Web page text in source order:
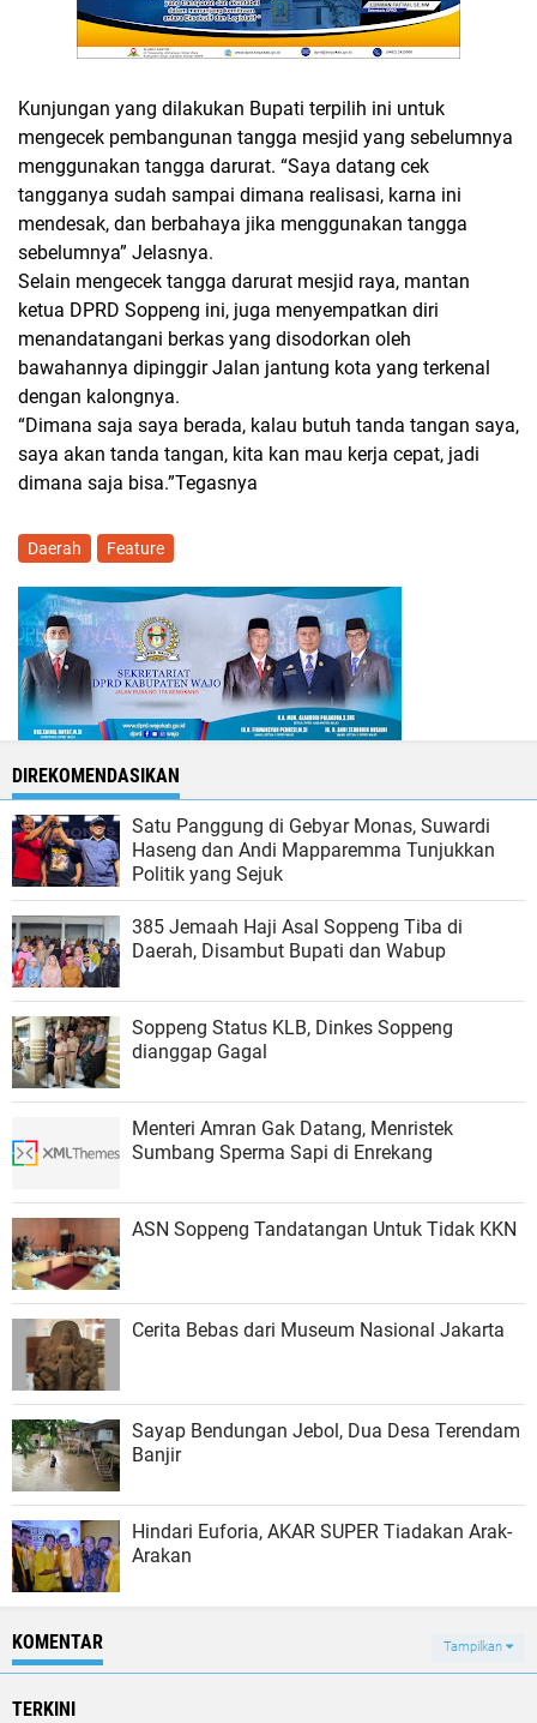
Kunjungan yang dilakukan Bupati terpilih ini untuk
mengecek pembangunan tangga mesjid yang sebelumnya
menggunakan tangga darurat. “Saya datang cek
tangganya sudah sampai dimana realisasi, karna ini
mendesak, dan berbahaya jika menggunakan tangga
sebelumnya” Jelasnya.
Selain mengecek tangga darurat mesjid raya, mantan
ketua DPRD Soppeng ini, juga menyempatkan diri
menandatangani berkas yang disodorkan oleh
bawahannya dipinggir Jalan jantung kota yang terkenal
dengan kalongnya.
“Dimana saja saya berada, kalau butuh tanda tangan saya,
saya akan tanda tangan, kita kan mau kerja cepat, jadi
dimana saja bisa.”Tegasnya
Daerah Feature
DIREKOMENDASIKAN
Satu Panggung di Gebyar Monas, Suwardi
Haseng dan Andi Mapparemma Tunjukkan
Politik yang Sejuk
385 Jemaah Haji Asal Soppeng Tiba di
Daerah, Disambut Bupati dan Wabup
Soppeng Status KLB, Dinkes Soppeng
dianggap Gagal
Menteri Amran Gak Datang, Menristek
Sumbang Sperma Sapi di Enrekang
ASN Soppeng Tandatangan Untuk Tidak KKN
Cerita Bebas dari Museum Nasional Jakarta
Sayap Bendungan Jebol, Dua Desa Terendam
Banjir
Hindari Euforia, AKAR SUPER Tiadakan Arak-
Arakan
KOMENTAR Tampilkan
TERKINI